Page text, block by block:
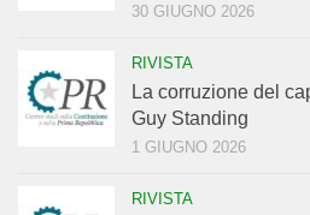
30 GIUGNO 2026
RIVISTA
La corruzione del
Guy Standing
1 GIUGNO 2026
RIVISTA